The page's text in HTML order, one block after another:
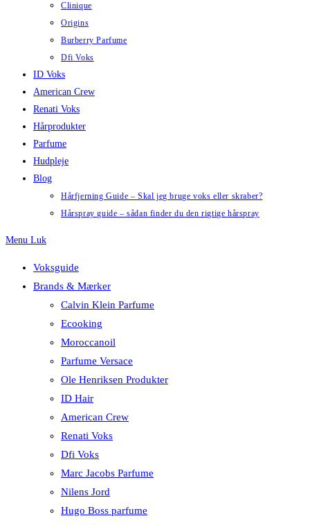
Clinique
Origins
Burberry Parfume
Dfi Voks
ID Voks
American Crew
Renati Voks
Hårprodukter
Parfume
Hudpleje
Blog
Hårfjerning Guide – Skal jeg bruge voks eller skraber?
Hårspray guide – sådan finder du den rigtige hårspray
Menu Luk
Voksguide
Brands & Mærker
Calvin Klein Parfume
Ecooking
Moroccanoil
Parfume Versace
Ole Henriksen Produkter
ID Hair
American Crew
Renati Voks
Dfi Voks
Marc Jacobs Parfume
Nilens Jord
Hugo Boss parfume